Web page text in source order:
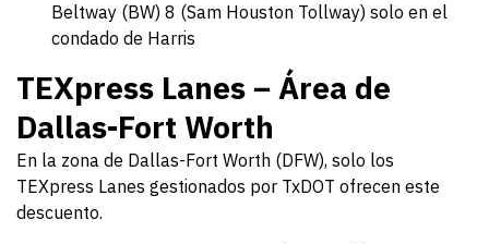
Beltway (BW) 8 (Sam Houston Tollway) solo en el
condado de Harris
TEXpress Lanes – Área de
Dallas-Fort Worth
En la zona de Dallas-Fort Worth (DFW), solo los
TEXpress Lanes gestionados por TxDOT ofrecen este
descuento.